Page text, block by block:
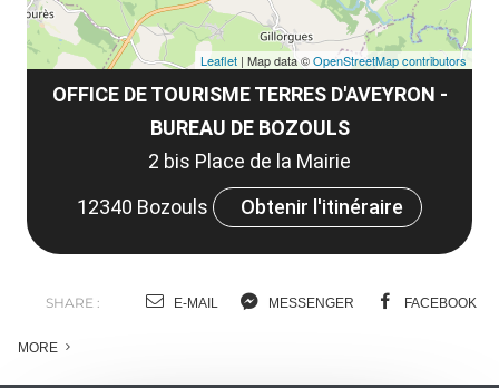
OFFICE DE TOURISME TERRES D'AVEYRON -
BUREAU DE BOZOULS
2 bis Place de la Mairie
12340 Bozouls
Obtenir l'itinéraire
Leaflet | Map data ©OpenStreetMap contributors
SHARE : E-MAIL MESSENGER FACEBOOK
MORE